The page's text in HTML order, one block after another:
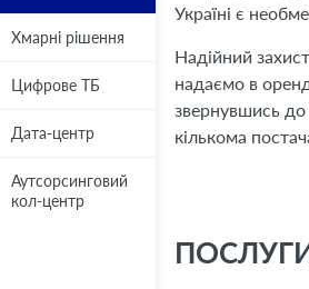
Хмарні рішення
Цифрове ТБ
Дата-центр
Аутсорсинговий
кол-центр
Хмарні рішення
Цифрове ТБ
Дата-центр
Аутсорсинговий
кол-центр
Україні є
Надійний
надаємо в
звернувшись до
кількома